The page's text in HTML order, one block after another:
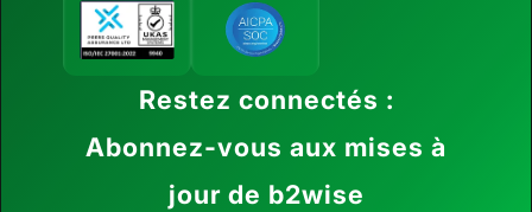
Restez connectés :
Abonnez-vous aux mises à
jour de b2wise